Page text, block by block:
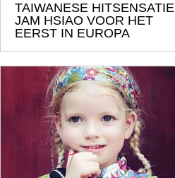
TAIWANESE HITSENSATIE
JAM HSIAO VOOR HET
EERST IN EUROPA